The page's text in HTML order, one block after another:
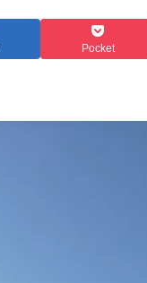
Pocket